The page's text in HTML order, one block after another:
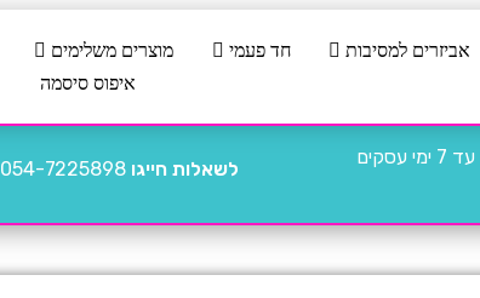
אביזרים למסיבות חד פעמי מוצרים משלימים
איפוס סיסמה
עד 7 ימי עסקים
לשאלות חייגו 054-7225898